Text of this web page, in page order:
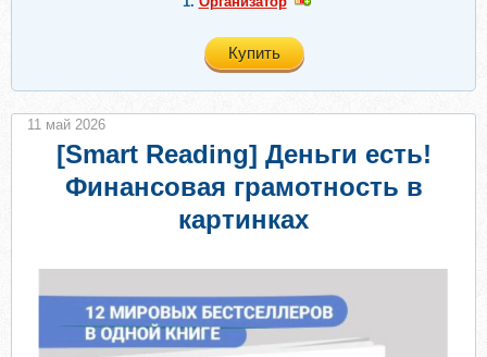
Купить
[Smart Reading] Деньги есть!
Финансовая грамотность в
картинках
11 май 2026